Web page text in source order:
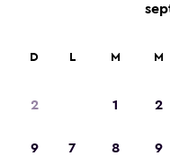
D
2
9
L M M
1 2
7 8 9